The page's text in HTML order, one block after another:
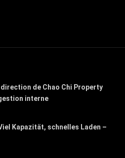
de Chao Chi Property
interne
Kapazität, schnelles Laden –